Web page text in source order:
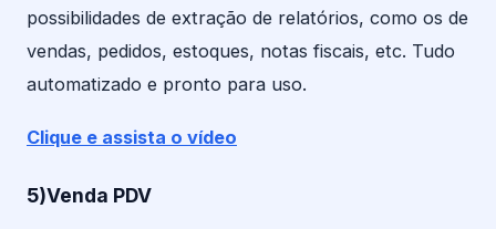
possibilidades de extração de relatórios, como os de
vendas, pedidos, estoques, notas fiscais, etc. Tudo
automatizado e pronto para uso.
Clique e assista o vídeo
5)Venda PDV